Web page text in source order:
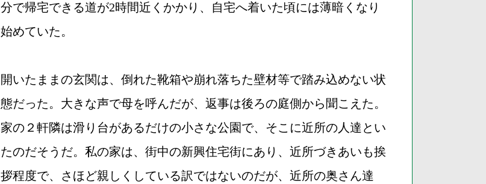
分で帰宅できる道が2時間近くかかり、自宅へ着いた頃には薄暗くなり
始めていた。
開いたままの玄関は、倒れた靴箱や崩れ落ちた壁材等で踏み込めない状
態だった。大きな声で母を呼んだが、返事は後ろの庭側から聞こえた。
家の２軒隣は滑り台があるだけの小さな公園で、そこに近所の人達とい
たのだそうだ。私の家は、街中の新興住宅街にあり、近所づきあいも挨
拶程度で、さほど親しくしている訳ではないのだが、近所の奥さん達